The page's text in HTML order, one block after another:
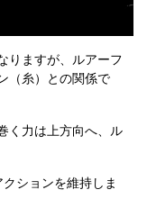
りますが、ルアーフ
（糸）との関係で
く力は上方向へ、ル
ションを維持しま